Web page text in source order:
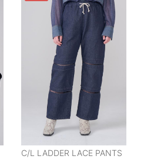
C/L LADDER LACE PANTS